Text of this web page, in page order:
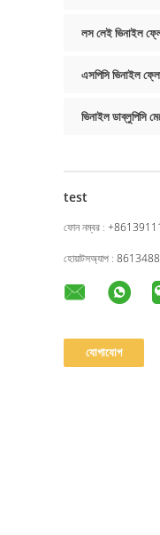
লস লেই ভিনাইল
এসপিসি ভিনাইল
ভিনাইল ডাব্লুপিসি
test
ফোন নম্বর :
হোয়াটসঅ্যাপ :